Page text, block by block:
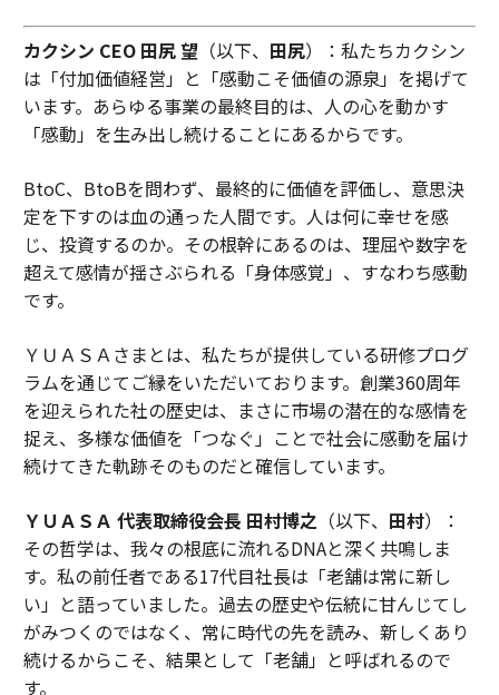
カクシン CEO 田尻 望（以下、 田尻）：私たちカクシン
は「付加価値経営」と「感動こそ価値の源泉」を掲げて
います。あらゆる事業の最終目的は、人の心を動かす
「感動」を生み出し続けることにあるからです。
BtoC、BtoBを問わず、最終的に価値を評価し、意思決
定を下すのは血の通った人間です。人は何に幸せを感
じ、投資するのか。その根幹にあるのは、理屈や数字を
超えて感情が揺さぶられる「身体感覚」、すなわち感動
です。
ＹＵＡＳＡさまとは、私たちが提供している研修プログ
ラムを通じてご縁をいただいております。創業360周年
を迎えられた社の歴史は、まさに市場の潜在的な感情を
捉え、多様な価値を「つなぐ」ことで社会に感動を届け
続けてきた軌跡そのものだと確信しています。
ＹＵＡＳＡ 代表取締役会長 田村博之（以下、 田村）：
その哲学は、我々の根底に流れるDNAと深く共鳴しま
す。私の前任者である17代目社長は「老舗は常に新し
い」と語っていました。過去の歴史や伝統に甘んじてし
がみつくのではなく、常に時代の先を読み、新しくあり
続けるからこそ、結果として「老舗」と呼ばれるので
す。